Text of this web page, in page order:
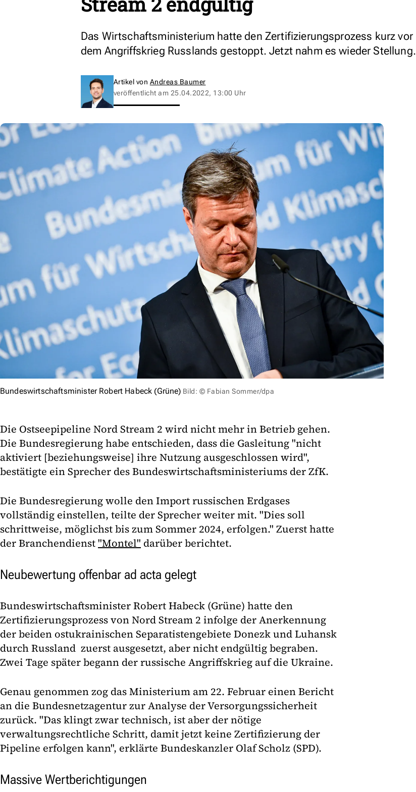
Das Wirtschaftsministerium hatte den Zertifizierungsprozess kurz vor
dem Angriffskrieg Russlands gestoppt. Jetzt nahm es wieder Stellung.
Artikel von Andreas Baumer
veröffentlicht am 25.04.2022, 13:00 Uhr
Bundeswirtschaftsminister Robert Habeck (Grüne) Bild: © Fabian Sommer/dpa
Die Ostseepipeline Nord Stream 2 wird nicht mehr in Betrieb gehen.
Die Bundesregierung habe entschieden, dass die Gasleitung "nicht
aktiviert [beziehungsweise] ihre Nutzung ausgeschlossen wird",
bestätigte ein Sprecher des Bundeswirtschaftsministeriums der ZfK.
Die Bundesregierung wolle den Import russischen Erdgases
vollständig einstellen, teilte der Sprecher weiter mit. "Dies soll
schrittweise, möglichst bis zum Sommer 2024, erfolgen." Zuerst hatte
der Branchendienst"Montel" darüber berichtet.
Neubewertung offenbar ad acta gelegt
Bundeswirtschaftsminister Robert Habeck (Grüne) hatte den
Zertifizierungsprozess von Nord Stream 2 infolge der Anerkennung
der beiden ostukrainischen Separatistengebiete Donezk und Luhansk
durch Russland zuerst ausgesetzt, aber nicht endgültig begraben.
Zwei Tage später begann der russische Angriffskrieg auf die Ukraine.
Genau genommen zog das Ministerium am 22. Februar einen Bericht
an die Bundesnetzagentur zur Analyse der Versorgungssicherheit
zurück. "Das klingt zwar technisch, ist aber der nötige
verwaltungsrechtliche Schritt, damit jetzt keine Zertifizierung der
Pipeline erfolgen kann", erklärte Bundeskanzler Olaf Scholz (SPD).
Massive Wertberichtigungen